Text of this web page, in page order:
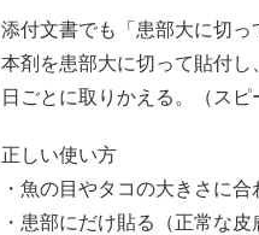
添付文書でも「患部大に切っ
本剤を患部大に切って貼付
日ごとに取りかえる。（スピ
正しい使い方
・魚の目やタコの大きさに
・患部にだけ貼る（正常な皮